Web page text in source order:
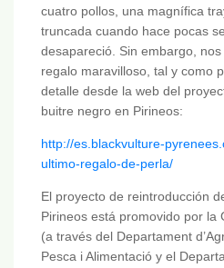
cuatro pollos, una magnífica
truncada cuando hace pocas
desapareció. Sin embargo,
regalo maravilloso, tal y como
detalle desde la web del
buitre negro en Pirineos:
http://es.blackvulture-
ultimo-regalo-de-perla/
El proyecto de reintroducción
Pirineos está promovido por la
(a través del Departament
Pesca i Alimentació y el